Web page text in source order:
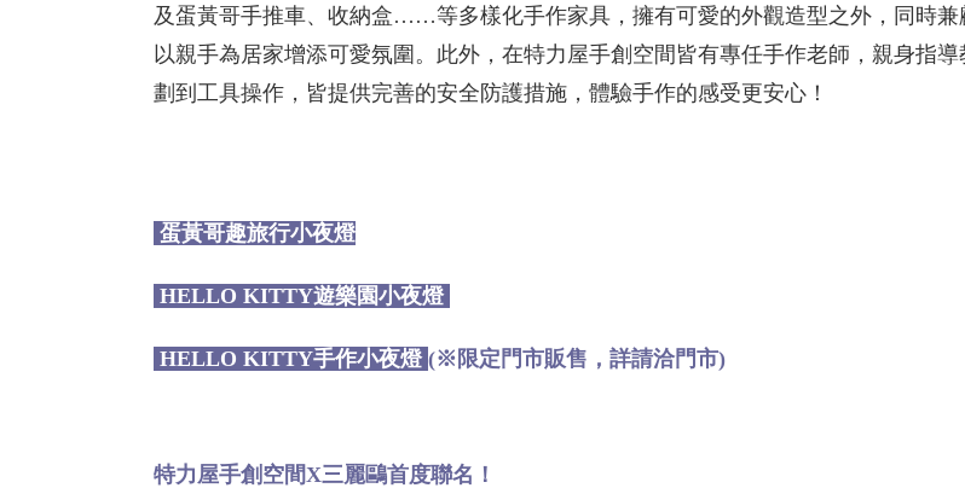
及蛋黃哥手推車、收納盒……等多樣化手作家具，擁有可愛的外觀造型之外，同時兼
以親手為居家增添可愛氛圍。此外，在特力屋手創空間皆有專任手作老師，親身指
劃到工具操作，皆提供完善的安全防護措施，體驗手作的感受更安心！
蛋黃哥趣旅行小夜燈
HELLO KITTY遊樂園小夜燈
HELLO KITTY手作小夜燈 (※限定門市販售，詳請洽門市)
特力屋手創空間X三麗鷗首度聯名！